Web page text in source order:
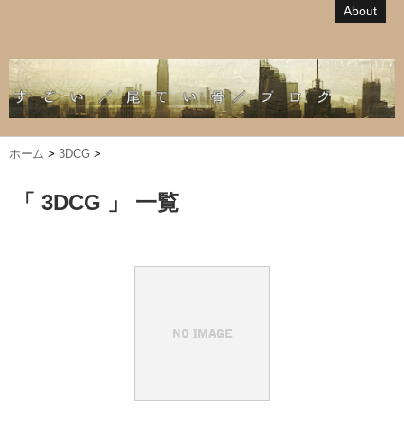
About
ホーム > 3DCG >
「 3DCG 」 一覧